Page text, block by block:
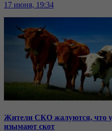
17 июня, 19:34
Жители СКО жалуются, что у
изымают скот